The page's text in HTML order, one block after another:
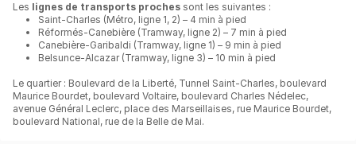
Les lignes de transports proches sont les suivantes :
Saint-Charles (Métro, ligne 1, 2) – 4 min à pied
Réformés-Canebière (Tramway, ligne 2) – 7 min à pied
Canebière-Garibaldi (Tramway, ligne 1) – 9 min à pied
Belsunce-Alcazar (Tramway, ligne 3) – 10 min à pied
Le quartier : Boulevard de la Liberté, Tunnel Saint-Charles, boulevard
Maurice Bourdet, boulevard Voltaire, boulevard Charles Nédelec,
avenue Général Leclerc, place des Marseillaises, rue Maurice Bourdet,
boulevard National, rue de la Belle de Mai.